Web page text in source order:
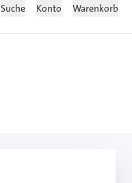
Suche Konto Warenkorb